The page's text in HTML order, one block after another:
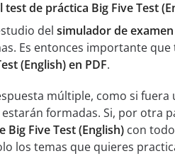
de práctica Big Five Test
del simulador de examen
Es entonces importante
(English) en PDF.
múltiple, como si fuera
formadas. Si, por otra
Big Five Test (English)con
los temas que quieres